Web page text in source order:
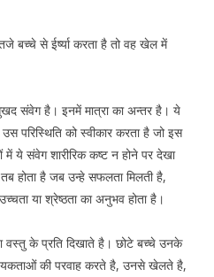
बच्चे से ईर्ष्या करता है तो वह खेल में
संवेग है। इनमें मात्रा का अन्तर है। ये
परिस्थिति को स्वीकार करता है जो इस
ये संवेग शारीरिक कष्ट न होने पर देखा
होता है जब उन्हे सफलता मिलती है,
या श्रेष्ठता का अनुभव होता है।
वस्तु के प्रति दिखाते है। छोटे बच्चे उनके
की परवाह करते है, उनसे खेलते है,